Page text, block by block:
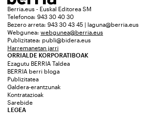
Berria.eus - Euskal Editorea SM
Telefonoa: 943 30 40 30
Bezero arreta: 943 30 43 45 | laguna@berria.eus
Webgunea: webgunea@berria.eus
Publizitatea: publi@bidera.eus
Harremanetan jarri
ORRIALDE KORPORATIBOAK
Ezagutu BERRIA Taldea
BERRIA berri bloga
Publizitatea
Galdera-erantzunak
Kontratazioak
Sarebide
LEGEA